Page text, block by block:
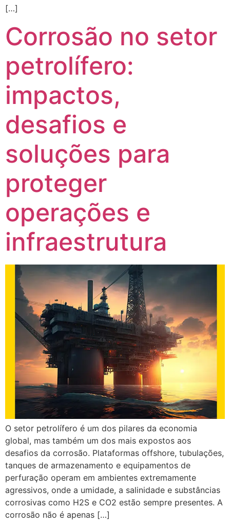
[…]
Corrosão no setor
petrolífero:
impactos,
desafios e
soluções para
proteger
operações e
infraestrutura
O setor petrolífero é um dos pilares da economia
global, mas também um dos mais expostos aos
desafios da corrosão. Plataformas offshore, tubulações,
tanques de armazenamento e equipamentos de
perfuração operam em ambientes extremamente
agressivos, onde a umidade, a salinidade e substâncias
corrosivas como H2S e CO2 estão sempre presentes. A
corrosão não é apenas […]